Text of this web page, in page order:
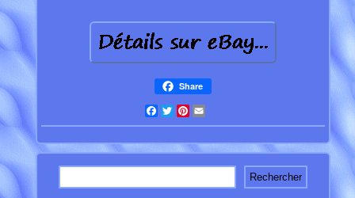
Share
Facebook
TwitterPinterest